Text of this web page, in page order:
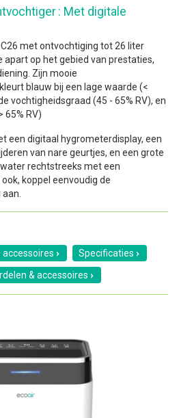
: Met digitale
met ontvochtiging tot 26 liter
apart op het gebied van prestaties,
Zijn mooie
blauw bij een lage waarde (<
vochtigheidsgraad (45 - 65% RV), en
65% RV)
een digitaal hygrometerdisplay, een
van nare geurtjes, en een grote
rechtstreeks met een
koppel eenvoudig de
Specificaties
& accessoires